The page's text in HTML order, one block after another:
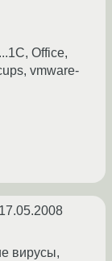
Office,
vmware-
17.05.2008
вирусы,